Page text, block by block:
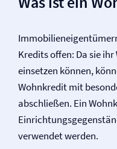
Kredits offen: Da sie ihr
einsetzen können,
Wohnkredit mit
abschließen. Ein
verwendet werden.